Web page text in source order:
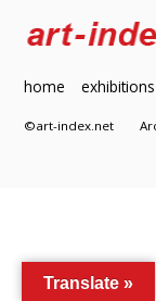
home exhibitions
©art-index.net
Translate »